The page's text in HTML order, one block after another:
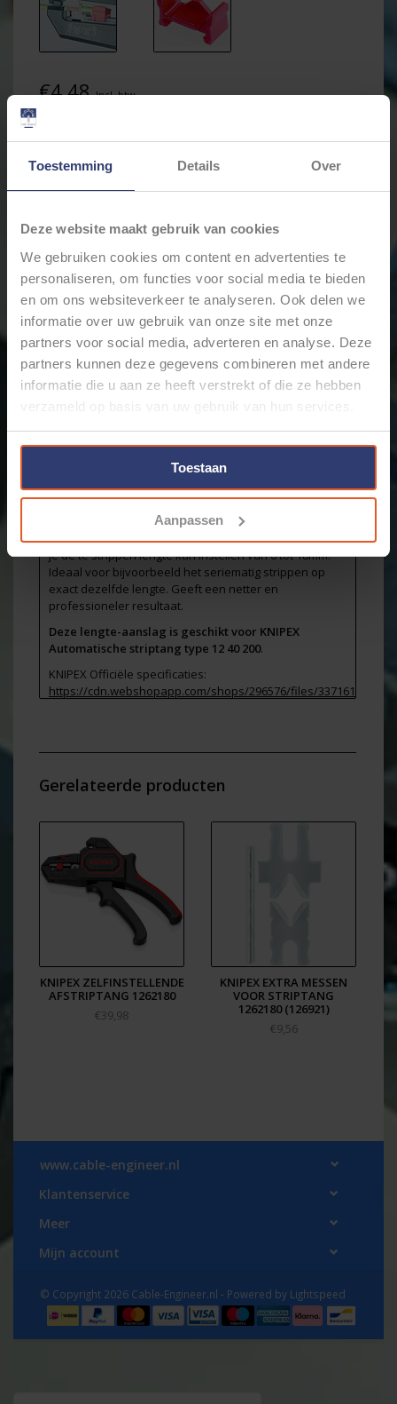
Toestemming Details Over
Deze website maakt gebruik van cookies
We gebruiken cookies om content en advertenties te
personaliseren, om functies voor social media te bieden
en om ons websiteverkeer te analyseren. Ook delen we
informatie over uw gebruik van onze site met onze
partners voor social media, adverteren en analyse. Deze
partners kunnen deze gegevens combineren met andere
informatie die u aan ze heeft verstrekt of die ze hebben
verzameld op basis van uw gebruik van hun services.
Toestaan
Aanpassen
€4,48Incl. btw
dezelfde dag verstuurd.
Merk: KNIPEX
- Toevoegen aan winkelwagen
Email ons over dit product
Aan verlanglijst toevoegen
Toevoegen om te vergelijken
Afdrukken
Artikelnummer: 126923
KNIPEX lengteaanslag voor afstriptang type 12 62
Deze originele KNIPEX lengteaanslag zorgt ervoor dat
je de te strippen lengte kan instellen van 6 tot 18mm.
Ideaal voor bijvoorbeeld het seriematig strippen op
exact dezelfde lengte. Geeft een netter en
professioneler resultaat.
Deze lengte-aanslag is geschikt voor KNIPEX
Automatische striptang type 12 40 200.
KNIPEX Officiële specificaties:
https://cdn.webshopapp.com/shops/296576/files/337161355/
Gerelateerde producten
KNIPEX ZELFINSTELLENDE
AFSTRIPTANG 1262180
€39,98
KNIPEX EXTRA MESSEN
VOOR STRIPTANG
1262180 (126921)
€9,56
www.cable-engineer.nl
Klantenservice
Meer
Mijn account
© Copyright 2026 Cable-Engineer.nl - Powered by Lightspeed